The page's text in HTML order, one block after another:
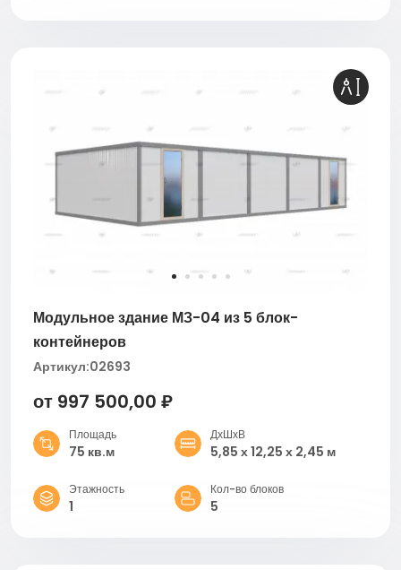
Модульное здание МЗ-04 из 5 блок-
контейнеров
Артикул:02693
от 997 500,00 ₽
Площадь
75 кв.м
ДхШхВ
5,85 х 12,25 х 2,45 м
Этажность
1
Кол-во блоков
5